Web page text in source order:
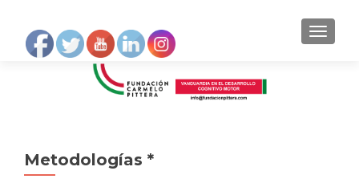
Metodologías *